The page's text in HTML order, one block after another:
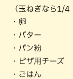
（玉ねぎなら1/
・卵 2
・バター
・パン粉 大
・ピザ用チー
・ごはん